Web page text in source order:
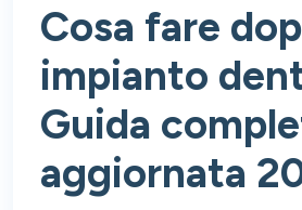
Cosa fare
impianto
Guida
aggiornata